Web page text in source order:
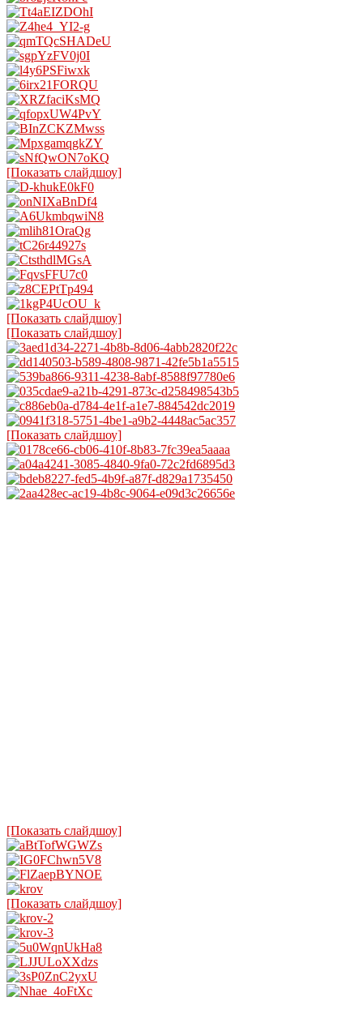
[Показать слайдшоу]
[Показать слайдшоу]
[Показать слайдшоу]
[Показать слайдшоу]
[Показать слайдшоу]
[Показать слайдшоу]